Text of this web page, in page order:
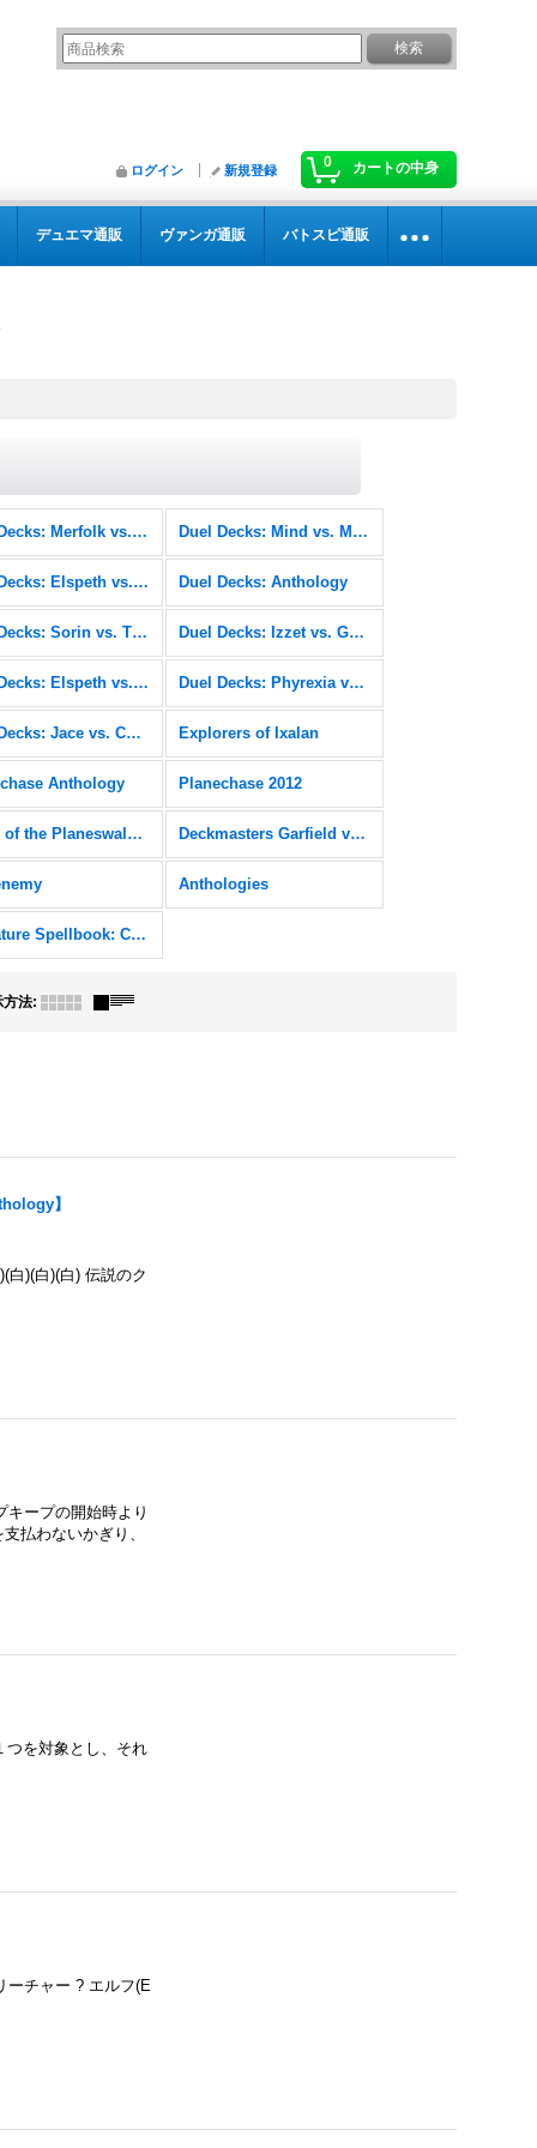
0 カートの中身
ログイン 新規登録
デュエマ通販 ヴァンガ通販 バトスピ通販
Duel Decks: Merfolk vs. Goblins Duel Decks: Mind vs. Might
Duel Decks: Elspeth vs. Kiora Duel Decks: Anthology
Duel Decks: Sorin vs. Tibalt Duel Decks: Izzet vs. Golgari
Duel Decks: Elspeth vs. Tezzeret Duel Decks: Phyrexia vs. the Coalition
Duel Decks: Jace vs. Chandra Explorers of Ixalan
Anthology Planechase 2012
Duels of the Planeswalkers Deckmasters Garfield vs Finkel
Anthologies
Signature Spellbook: Chandra
方法:
】
白)(白)(白) 伝説のク
キープの開始時より
払わないかぎり、
つを対象とし、それ
ーチャー ? エルフ(E